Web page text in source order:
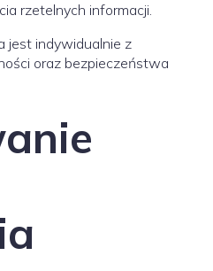
rzetelnych informacji.
jest indywidualnie z
oraz bezpieczeństwa